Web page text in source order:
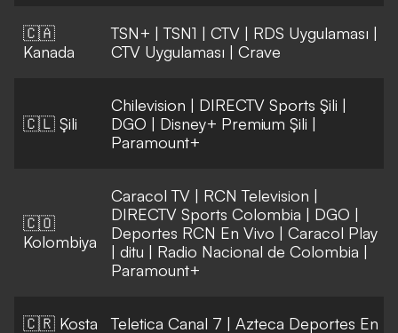
🇨🇦
Kanada
TSN+ |TSN1 | CTV | RDS Uygulaması |
CTV Uygulaması | Crave
🇨🇱 Şili
Chilevision | DIRECTV Sports Şili |
DGO | Disney+ Premium Şili |
Paramount+
🇨🇴
Kolombiya
Caracol TV | RCN Television |
DIRECTV Sports Colombia | DGO |
Deportes RCN En Vivo | Caracol Play
| ditu | Radio Nacional de Colombia |
Paramount+
🇨🇷 Kosta
Teletica Canal 7 | Azteca Deportes En